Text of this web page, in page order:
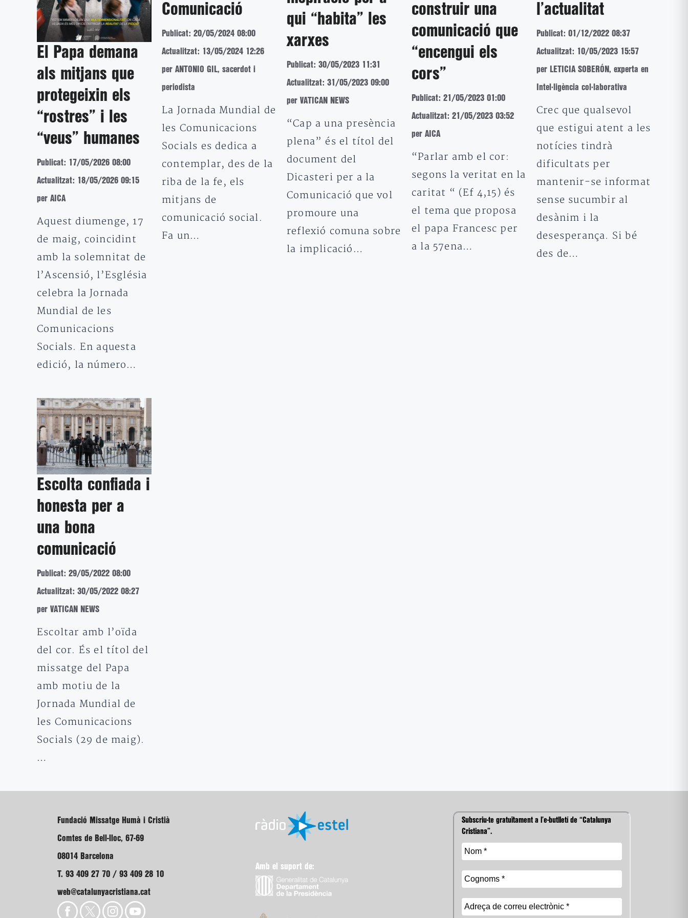
El Papa demana
als mitjans que
protegeixin els
“rostres” i les
“veus” humanes
Publicat: 17/05/2026 08:00
Actualitzat: 18/05/2026 09:15
per AICA
Aquest diumenge, 17
de maig, coincidint
amb la solemnitat de
l’Ascensió, l’Església
celebra la Jornada
Mundial de les
Comunicacions
Socials. En aquesta
edició, la número…
Comunicació
Publicat: 20/05/2024 08:00
Actualitzat: 13/05/2024 12:26
per ANTONIO GIL, sacerdot i
periodista
La Jornada Mundial de
les Comunicacions
Socials es dedica a
contemplar, des de la
riba de la fe, els
mitjans de
comunicació social.
Fa un…
qui “habita” les
xarxes
Publicat: 30/05/2023 11:31
Actualitzat: 31/05/2023 09:00
per VATICAN NEWS
“Cap a una presència
plena” és el títol del
document del
Dicasteri per a la
Comunicació que vol
promoure una
reflexió comuna sobre
la implicació…
construir una
comunicació que
“encengui els
cors”
Publicat: 21/05/2023 01:00
Actualitzat: 21/05/2023 03:52
per AICA
“Parlar amb el cor:
segons la veritat en la
caritat “ (Ef 4,15) és
el tema que proposa
el papa Francesc per
a la 57ena…
l’actualitat
Publicat: 01/12/2022 08:37
Actualitzat: 10/05/2023 15:57
per LETICIA SOBERÓN, experta en
Intel·ligència col·laborativa
Crec que qualsevol
que estigui atent a les
notícies tindrà
dificultats per
mantenir-se informat
sense sucumbir al
desànim i la
desesperança. Si bé
des de…
Escolta confiada i
honesta per a
una bona
comunicació
Publicat: 29/05/2022 08:00
Actualitzat: 30/05/2022 08:27
per VATICAN NEWS
Escoltar amb l’oïda
del cor. És el títol del
missatge del Papa
amb motiu de la
Jornada Mundial de
les Comunicacions
Socials (29 de maig).
…
Fundació Missatge Humà i Cristià
Comtes de Bell-lloc, 67-69
08014 Barcelona
T. 93 409 27 70 / 93 409 28 10
web@catalunyacristiana.cat
Amb el suport de:
Subscriu-te gratuïtament a l’e-butlletí de “Catalunya
Cristiana”.